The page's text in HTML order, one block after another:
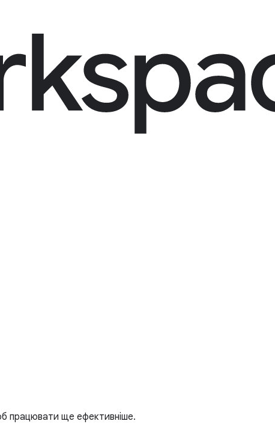
працювати ще ефективніше.